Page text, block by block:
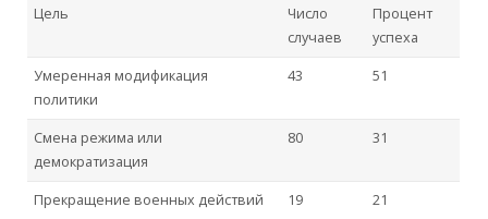
Цель
Число
случаев
Процент
успеха
Умеренная модификация
политики
43 51
Смена режима или
демократизация
80 31
Прекращение военных действий 19 21